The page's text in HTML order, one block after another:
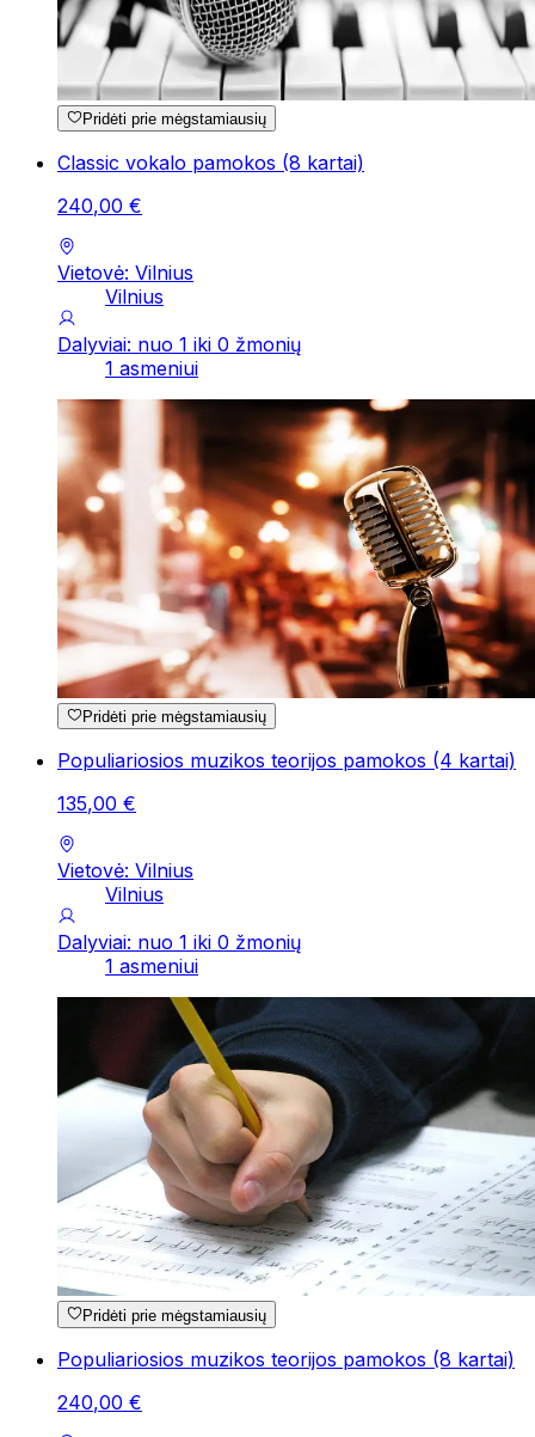
Pridėti prie mėgstamiausių
Classic vokalo pamokos (8 kartai)
240,00 €
Vietovė: Vilnius
Vilnius
Dalyviai: nuo 1 iki 0 žmonių
1 asmeniui
Pridėti prie mėgstamiausių
Populiariosios muzikos teorijos pamokos (4 kartai)
135,00 €
Vietovė: Vilnius
Vilnius
Dalyviai: nuo 1 iki 0 žmonių
1 asmeniui
Pridėti prie mėgstamiausių
Populiariosios muzikos teorijos pamokos (8 kartai)
240,00 €